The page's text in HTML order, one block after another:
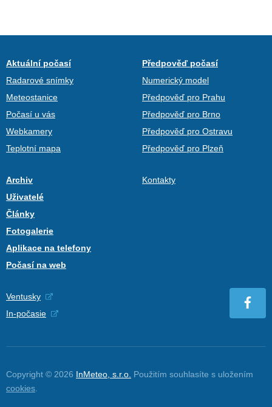
Aktuální počasí
Radarové snímky
Meteostanice
Počasí u vás
Webkamery
Teplotní mapa
Předpověď počasí
Numerický model
Předpověď pro Prahu
Předpověď pro Brno
Předpověď pro Ostravu
Předpověď pro Plzeň
Archiv
Uživatelé
Články
Fotogalerie
Aplikace na telefony
Počasí na web
Kontakty
Ventusky
In-počasie
Copyright © 2026 InMeteo, s.r.o. Použitím souhlasíte s uložením
cookies